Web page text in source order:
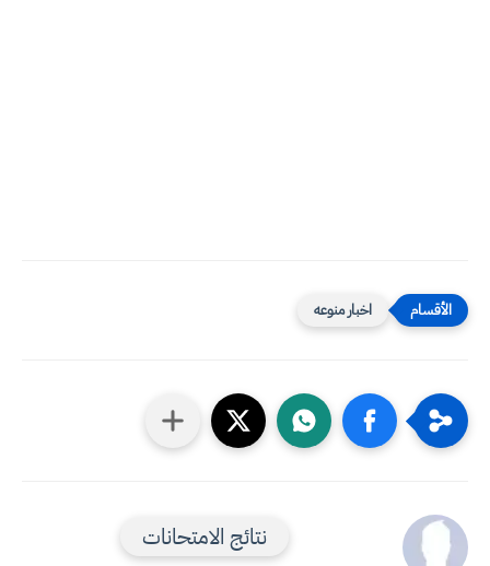
اخبار منوعه
نتائج الامتحانات